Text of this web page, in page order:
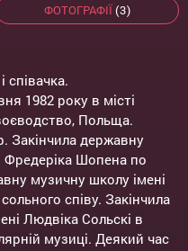
ФОТОГРАФІЇ(3)
співачка.
1982 року в місті
Польща.
Закінчила державну
Фредеріка Шопена по
музичну школу імені
співу. Закінчила
Людвіка Сольскі в
музиці. Деякий час